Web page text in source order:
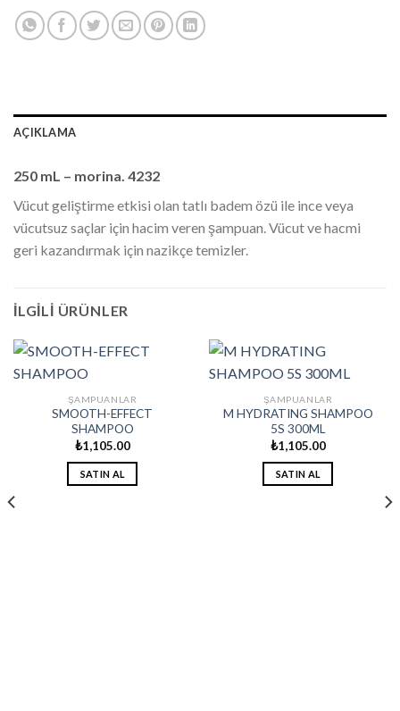
AÇIKLAMA
250 mL – morina. 4232
Vücut geliştirme etkisi olan tatlı badem özü ile ince veya
vücutsuz saçlar için hacim veren şampuan. Vücut ve hacmi
geri kazandırmak için nazikçe temizler.
İLGILI ÜRÜNLER
ŞAMPUANLAR
SMOOTH-EFFECT
SHAMPOO
₺1,105.00
SATIN AL
ŞAMPUANLAR
M HYDRATING SHAMPOO
5S 300ML
₺1,105.00
SATIN AL